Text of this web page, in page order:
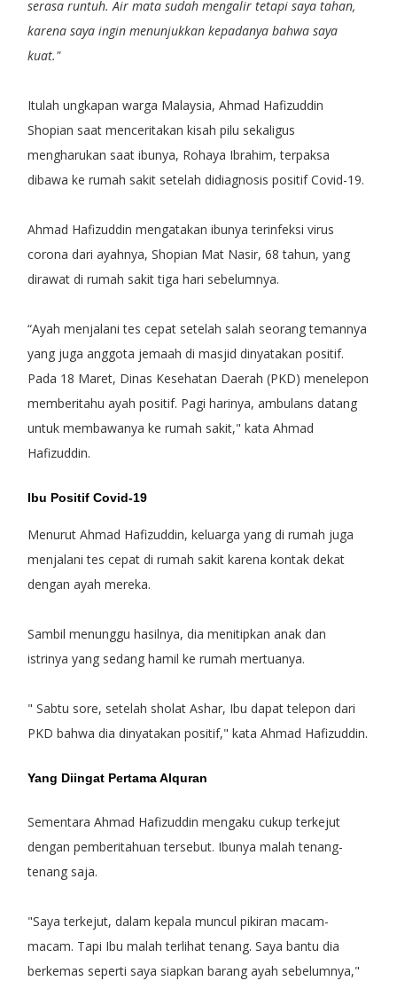
serasa runtuh. Air mata sudah mengalir tetapi saya tahan,
karena saya ingin menunjukkan kepadanya bahwa saya
kuat."
Itulah ungkapan warga Malaysia, Ahmad Hafizuddin
Shopian saat menceritakan kisah pilu sekaligus
mengharukan saat ibunya, Rohaya Ibrahim, terpaksa
dibawa ke rumah sakit setelah didiagnosis positif Covid-19.
Ahmad Hafizuddin mengatakan ibunya terinfeksi virus
corona dari ayahnya, Shopian Mat Nasir, 68 tahun, yang
dirawat di rumah sakit tiga hari sebelumnya.
“Ayah menjalani tes cepat setelah salah seorang temannya
yang juga anggota jemaah di masjid dinyatakan positif.
Pada 18 Maret, Dinas Kesehatan Daerah (PKD) menelepon
memberitahu ayah positif. Pagi harinya, ambulans datang
untuk membawanya ke rumah sakit," kata Ahmad
Hafizuddin.
Ibu Positif Covid-19
Menurut Ahmad Hafizuddin, keluarga yang di rumah juga
menjalani tes cepat di rumah sakit karena kontak dekat
dengan ayah mereka.
Sambil menunggu hasilnya, dia menitipkan anak dan
istrinya yang sedang hamil ke rumah mertuanya.
" Sabtu sore, setelah sholat Ashar, Ibu dapat telepon dari
PKD bahwa dia dinyatakan positif," kata Ahmad Hafizuddin.
Yang Diingat Pertama Alquran
Sementara Ahmad Hafizuddin mengaku cukup terkejut
dengan pemberitahuan tersebut. Ibunya malah tenang-
tenang saja.
"Saya terkejut, dalam kepala muncul pikiran macam-
macam. Tapi Ibu malah terlihat tenang. Saya bantu dia
berkemas seperti saya siapkan barang ayah sebelumnya,"